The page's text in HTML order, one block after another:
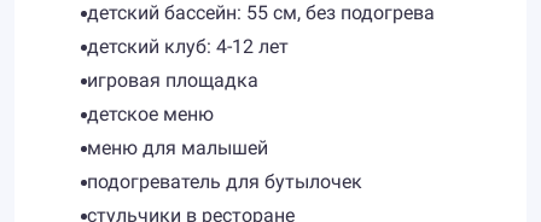
детский бассейн: 55 см, без подогрева
детский клуб: 4-12 лет
игровая площадка
детское меню
меню для малышей
подогреватель для бутылочек
стульчики в ресторане